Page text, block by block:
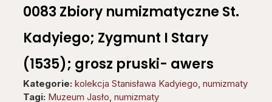
0083 Zbiory numizmatyczne St.
Kadyiego; Zygmunt I Stary
(1535); grosz pruski- awers
Kategorie: kolekcja Stanisława Kadyiego, numizmaty
Tagi: Muzeum Jasło, numizmaty